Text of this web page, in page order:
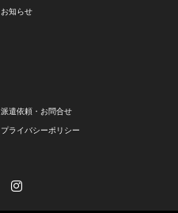
お知らせ
派遣依頼・お問合せ
プライバシーポリシー